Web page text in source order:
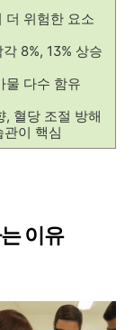
더 위험한 요소
8%, 13% 상승
물 다수 함유
, 혈당 조절 방해
이 핵심
이유